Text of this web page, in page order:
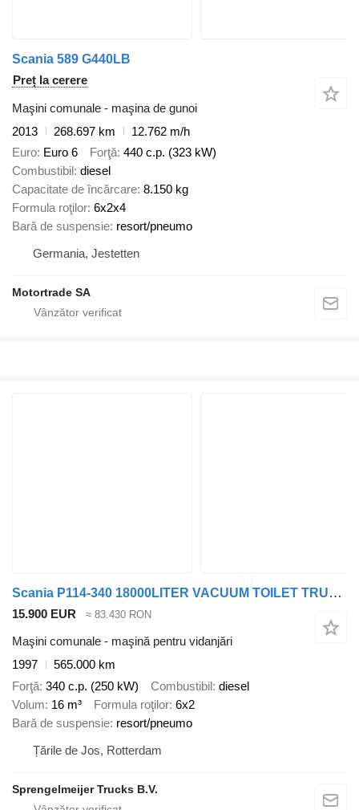
Scania 589 G440LB
Preț la cerere
Maşini comunale - maşina de gunoi
2013
268.697 km
12.762 m/h
Euro Euro 6 Forţă 440 c.p. (323 kW)
Combustibil diesel
Capacitate de încărcare 8.150 kg
Formula roţilor 6x2x4
Bară de suspensie resort/pneumo
Germania, Jestetten
Motortrade SA
Scania P114-340 18000LITER VACUUM TOILET TRUCK,MANUAL POMP
15.900 EUR ≈ 83.430 RON
Maşini comunale - maşină pentru vidanjări
1997
565.000 km
Forţă 340 c.p. (250 kW) Combustibil diesel
Volum 16 m³ Formula roţilor 6x2
Bară de suspensie resort/pneumo
Țările de Jos, Rotterdam
Sprengelmeijer Trucks B.V.